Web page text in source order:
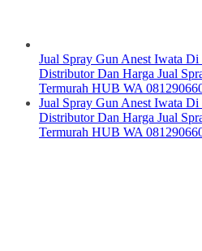
Jual Spray Gun Anest Iwata
Distributor Dan Harga Jual
Termurah HUB WA
Jual Spray Gun Anest Iwata
Distributor Dan Harga Jual
Termurah HUB WA